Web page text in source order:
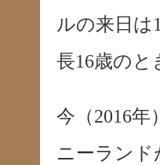
ルの来日は
長16歳のと
今（2016年
ニーラン